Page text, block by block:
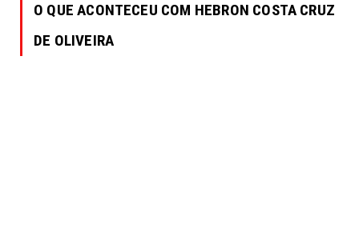
O QUE ACONTECEU COM HEBRON COSTA CRUZ
DE OLIVEIRA